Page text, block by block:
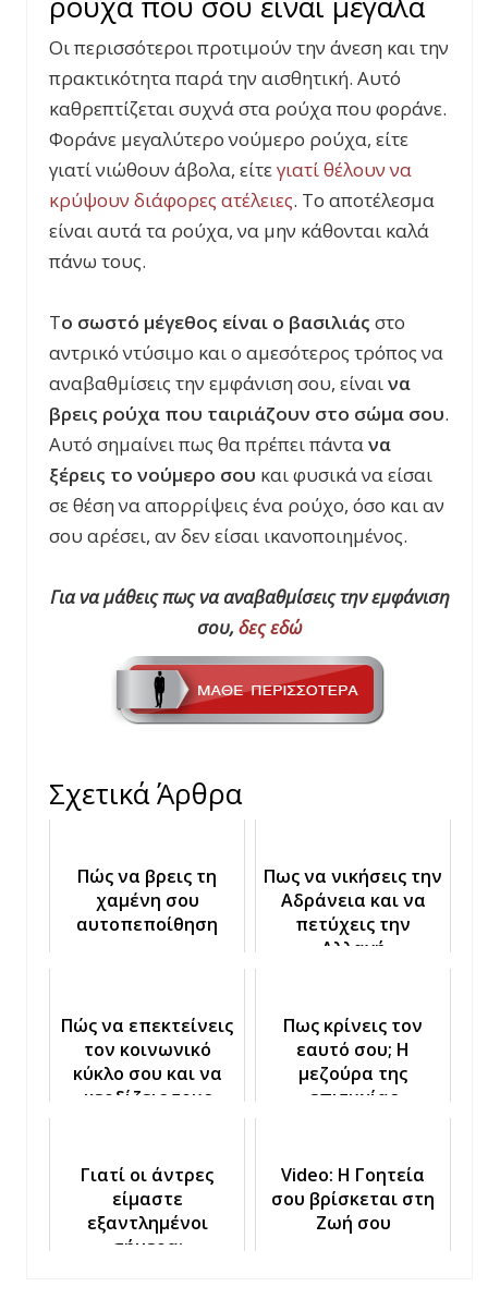
Οι περισσότεροι προτιμούν την άνεση και την
πρακτικότητα παρά την αισθητική. Αυτό
καθρεπτίζεται συχνά στα ρούχα που φοράνε.
Φοράνε μεγαλύτερο νούμερο ρούχα, είτε
γιατί νιώθουν άβολα, είτεγιατί θέλουν να
κρύψουν διάφορες ατέλειες. Το αποτέλεσμα
είναι αυτά τα ρούχα, να μην κάθονται καλά
πάνω τους.
Το σωστό μέγεθος είναι ο βασιλιάς στο
αντρικό ντύσιμο και ο αμεσότερος τρόπος να
αναβαθμίσεις την εμφάνιση σου, είναινα
βρεις ρούχα που ταιριάζουν στο σώμα σου.
Αυτό σημαίνει πως θα πρέπει πάντανα
ξέρεις το νούμερο σου και φυσικά να είσαι
σε θέση να απορρίψεις ένα ρούχο, όσο και αν
σου αρέσει, αν δεν είσαι ικανοποιημένος.
Για να μάθεις πως να αναβαθμίσεις την εμφάνιση
σου, δες εδώ
Σχετικά Άρθρα
Πώς να βρεις τη
χαμένη σου
αυτοπεποίθηση
Πως να νικήσεις την
Αδράνεια και να
πετύχεις την
Αλλαγή
Πώς να επεκτείνεις
τον κοινωνικό
κύκλο σου και να
κερδίζεις τους
Πως κρίνεις τον
εαυτό σου; Η
μεζούρα της
επιτυχίας
Γιατί οι άντρες
είμαστε
εξαντλημένοι
σήμερα;
Video: Η Γοητεία
σου βρίσκεται στη
Ζωή σου